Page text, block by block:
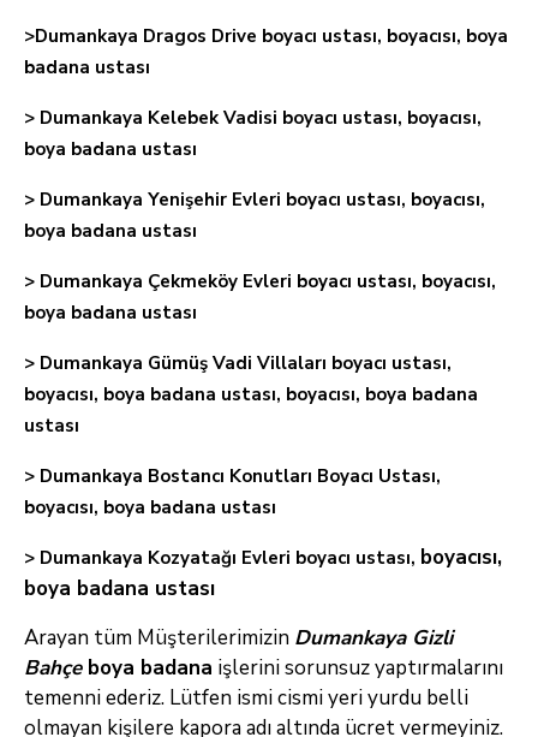
>Dumankaya Dragos Drive boyacı ustası, boyacısı, boya
badana ustası
> Dumankaya Kelebek Vadisi boyacı ustası, boyacısı,
boya badana ustası
> Dumankaya Yenişehir Evleri boyacı ustası, boyacısı,
boya badana ustası
> Dumankaya Çekmeköy Evleri boyacı ustası, boyacısı,
boya badana ustası
> Dumankaya Gümüş Vadi Villaları boyacı ustası,
boyacısı, boya badana ustası, boyacısı, boya badana
ustası
> Dumankaya Bostancı Konutları Boyacı Ustası,
boyacısı, boya badana ustası
> Dumankaya Kozyatağı Evleri boyacı ustası, boyacısı,
boya badana ustası
Arayan tüm Müşterilerimizin Dumankaya Gizli
Bahçe boya badana işlerini sorunsuz yaptırmalarını
temenni ederiz. Lütfen ismi cismi yeri yurdu belli
olmayan kişilere kapora adı altında ücret vermeyiniz.